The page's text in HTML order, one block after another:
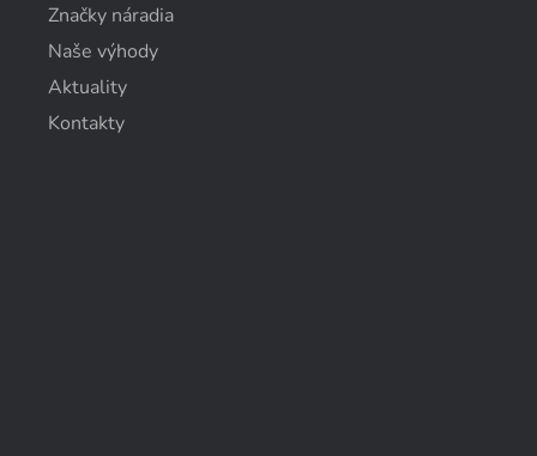
Značky náradia
Naše výhody
Aktuality
Kontakty